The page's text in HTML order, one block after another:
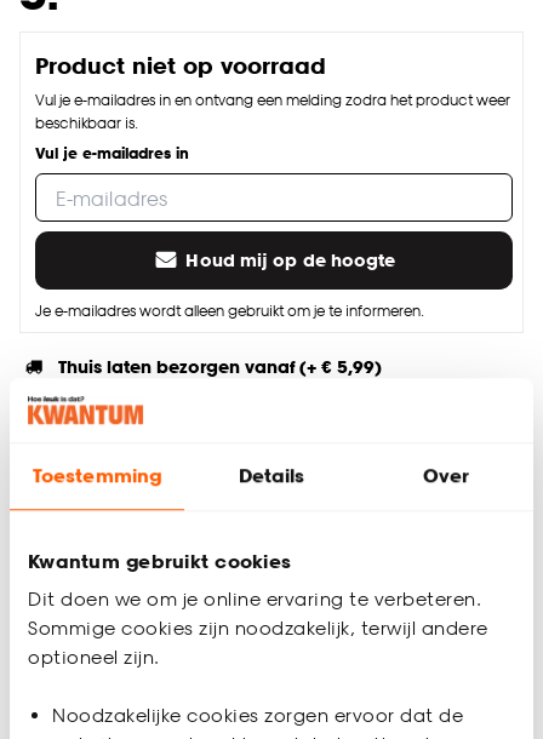
Toestemming Details Over
Kwantum gebruikt cookies
Dit doen we om je online ervaring te verbeteren.
Sommige cookies zijn noodzakelijk, terwijl andere
optioneel zijn.
Noodzakelijke cookies zorgen ervoor dat de
Product niet op voorraad
Vul je e-mailadres in en ontvang een melding zodra het product weer
beschikbaar is.
Vul je e-mailadres in
Houd mij op de hoogte
Je e-mailadres wordt alleen gebruikt om je te informeren.
Thuis laten bezorgen vanaf (+ € 5,99)
Gratis afhalen in de winkel
Productomschrijving
Zwart metalen embrasse haken. Per 2 stuks verpakt.
Productspecificaties